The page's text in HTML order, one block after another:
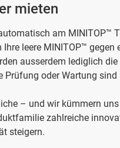
mieten
am MINITOP™
leere MINITOP™
ausserdem lediglich
Prüfung oder Wartung sind
– und wir kümmern
zahlreiche
steigern.